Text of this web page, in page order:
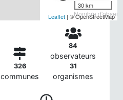
Nombre
30 km
Leaflet | © OpenStreetMap
326
communes
84
observateurs
31
organismes